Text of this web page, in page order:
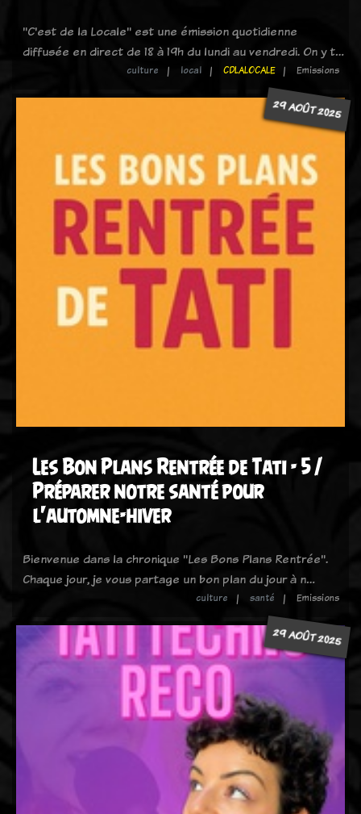
"C'est de la Locale" est une émission quotidienne
diffusée en direct de 18 à 19h du lundi au vendredi. On y t…
culture local CDLALOCALE Emissions
29 AOÛT 2025
Les Bon Plans Rentrée de Tati - 5 /
Préparer notre santé pour
l'automne-hiver
Bienvenue dans la chronique "Les Bons Plans Rentrée".
Chaque jour, je vous partage un bon plan du jour à n…
culture santé Emissions
29 AOÛT 2025